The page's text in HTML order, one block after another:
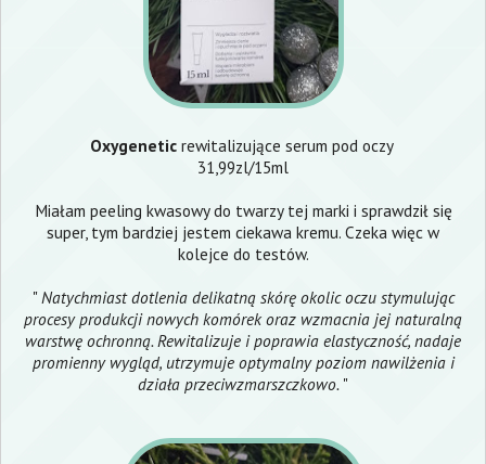
Oxygeneticrewitalizujące serum pod oczy
31,99zl/15ml
Miałam peeling kwasowy do twarzy tej marki i sprawdził się
super, tym bardziej jestem ciekawa kremu. Czeka więc w
kolejce do testów.
"Natychmiast dotlenia delikatną skórę okolic oczu stymulując
procesy produkcji nowych komórek oraz wzmacnia jej naturalną
warstwę ochronną. Rewitalizuje i poprawia elastyczność, nadaje
promienny wygląd, utrzymuje optymalny poziom nawilżenia i
działa przeciwzmarszczkowo. "